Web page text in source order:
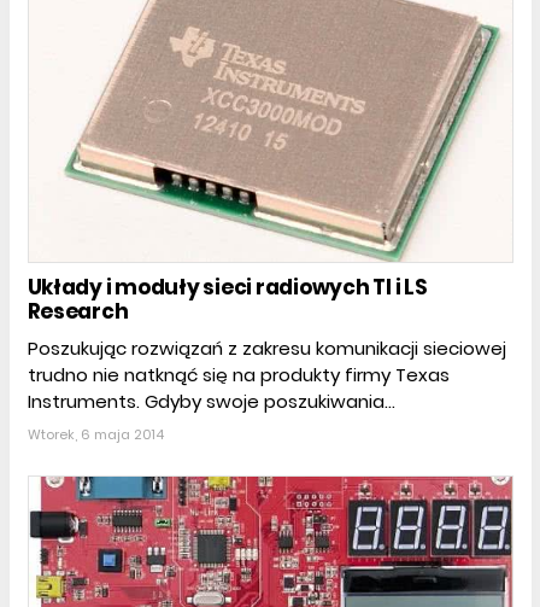
Układy i moduły sieci radiowych TI i LS
Research
Poszukując rozwiązań z zakresu komunikacji sieciowej
trudno nie natknąć się na produkty firmy Texas
Instruments. Gdyby swoje poszukiwania...
Wtorek, 6 maja 2014